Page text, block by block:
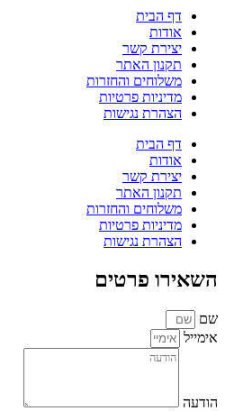
דף הבית
אודות
יצירת קשר
תקנון האתר
משלוחים והחזרות
מדיניות פרטיות
הצהרת נגישות
דף הבית
אודות
יצירת קשר
תקנון האתר
משלוחים והחזרות
מדיניות פרטיות
הצהרת נגישות
השאירו פרטים
שם
אימייל
הודעה